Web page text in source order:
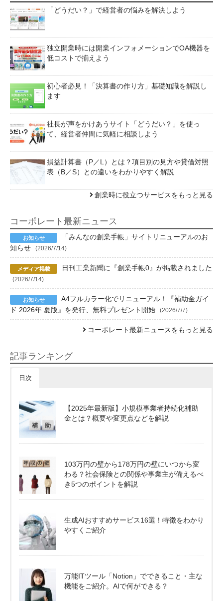
「どうだい？」で経営者の悩みを解決しよう
独立開業時には開業インフォメーションでOA機器を
低コストで揃えよう
初心者必見！「決算書の作り方」基礎知識を解説し
ます
社長が声をかけあうサイト「どうだい？」を使っ
て、経営者仲間に気軽に相談しよう
損益計算書（P／L）とは？項目別の見方や貸借対照
表（B／S）との違いをわかりやすく解説
創業時に役立つサービスをもっと見る
コーポレート最新ニュース
「みんなの創業手帳」サイトリニューアルのお
知らせ
(2026/7/14)
日刊工業新聞に『創業手帳0』が掲載されました
(2026/7/14)
A4フルカラー化でリニューアル！『補助金ガイ
ド 2026年 夏版』を発行、無料プレゼント開始
(2026/7/7)
コーポレート最新ニュースをもっと見る
記事ランキング
日次
【2025年最新版】小規模事業者持続化補助
金とは？概要や変更点などを解説
103万円の壁から178万円の壁にいつから変
わる？社会保険との関係や事業主が備えるべ
き5つのポイントを解説
生成AIおすすめサービス16選！特徴をわかり
やすくご紹介
万能ITツール「Notion」でできること・主な
機能をご紹介。AIで何ができる？